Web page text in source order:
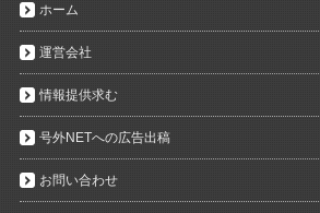
ホーム
運営会社
情報提供求む
号外NETへの広告出稿
お問い合わせ